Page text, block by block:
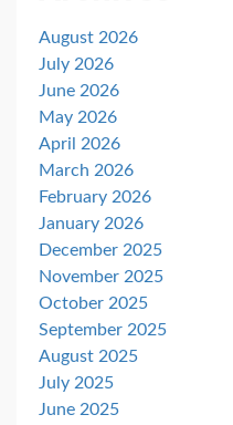
August 2026
July 2026
June 2026
May 2026
April 2026
March 2026
February 2026
January 2026
December 2025
November 2025
October 2025
September 2025
August 2025
July 2025
June 2025